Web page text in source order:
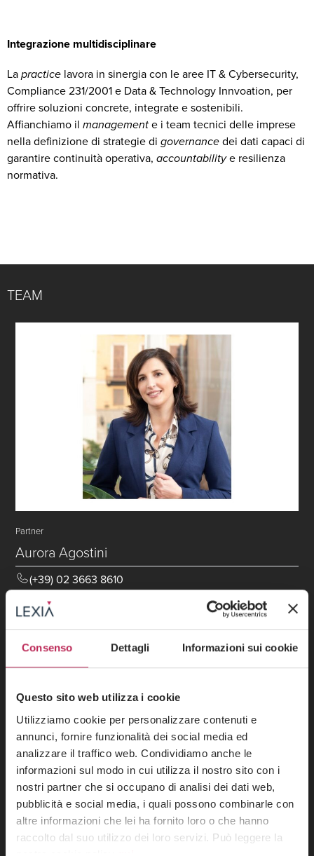
Consenso Dettagli Informazioni sui cookie
Questo sito web utilizza i cookie
Utilizziamo cookie per personalizzare contenuti e
annunci, fornire funzionalità dei social media ed
analizzare il traffico web. Condividiamo anche le
informazioni sul modo in cui utilizza il nostro sito con i
nostri partner che si occupano di analisi dei dati web,
pubblicità e social media, i quali possono combinarle con
altre informazioni che lei ha fornito loro o che hanno
raccolto dal suo utilizzo dei loro servizi. Può leggere la
Integrazione multidisciplinare
Lapracticelavora in sinergia con le aree IT & Cybersecurity,
Compliance 231/2001 e Data & Technology Innvoation, per
offrire soluzioni concrete, integrate e sostenibili.
Affianchiamo il managemente i team tecnici delle imprese
nella definizione di strategie di governancedei dati capaci di
garantire continuità operativa, accountabilitye resilienza
normativa.
TEAM
Partner
Aurora Agostini
(+39) 02 3663 8610
aurora.agostini@lexia.it
Partner